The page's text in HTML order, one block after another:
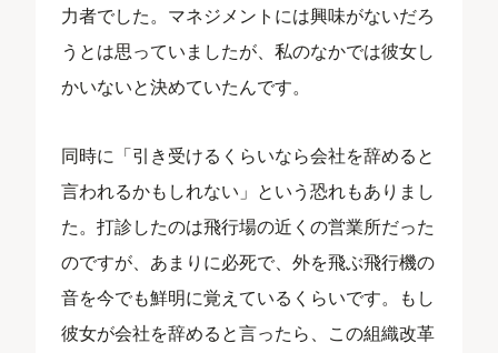
力者でした。マネジメントには興味がないだろ
うとは思っていましたが、私のなかでは彼女し
かいないと決めていたんです。
同時に「引き受けるくらいなら会社を辞めると
言われるかもしれない」という恐れもありまし
た。打診したのは飛行場の近くの営業所だった
のですが、あまりに必死で、外を飛ぶ飛行機の
音を今でも鮮明に覚えているくらいです。もし
彼女が会社を辞めると言ったら、この組織改革